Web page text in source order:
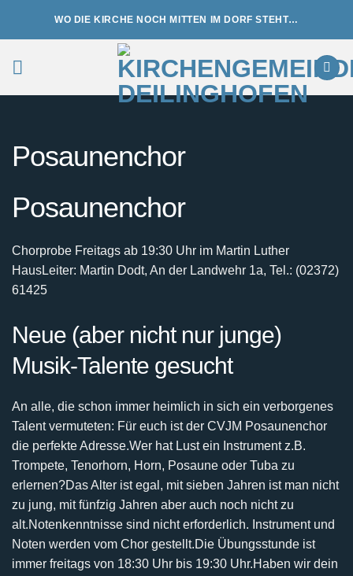
WO DIE KIRCHE NOCH MITTEN IM DORF STEHT…
Posaunenchor
Posaunenchor
Chorprobe Freitags ab 19:30 Uhr im Martin Luther
HausLeiter: Martin Dodt, An der Landwehr 1a, Tel.: (02372)
61425
Neue (aber nicht nur junge)
Musik-Talente gesucht
An alle, die schon immer heimlich in sich ein verborgenes
Talent vermuteten: Für euch ist der CVJM Posaunenchor
die perfekte Adresse.Wer hat Lust ein Instrument z.B.
Trompete, Tenorhorn, Horn, Posaune oder Tuba zu
erlernen?Das Alter ist egal, mit sieben Jahren ist man nicht
zu jung, mit fünfzig Jahren aber auch noch nichtzu
alt.Notenkenntnisse sind nicht erforderlich. Instrument und
Noten werden vom Chor gestellt.Die Übungsstunde ist
immer freitags von 18:30 Uhr bis 19:30 Uhr.Haben wir dein